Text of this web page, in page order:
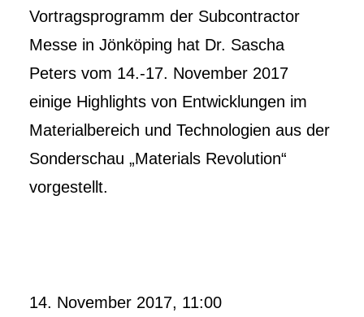
Vortragsprogramm der Subcontractor
Messe in Jönköping hat Dr. Sascha
Peters vom 14.-17. November 2017
einige Highlights von Entwicklungen im
Materialbereich und Technologien aus der
Sonderschau „Materials Revolution“
vorgestellt.
14. November 2017, 11:00